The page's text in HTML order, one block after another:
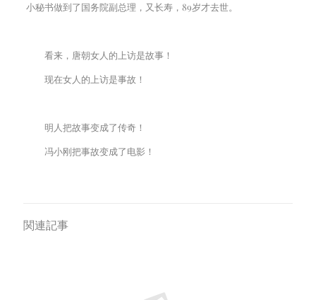
小秘书做到了国务院副总理，又长寿， 89岁才去世。
看来，唐朝女人的上访是故事！
现在女人的上访是事故！
明人把故事变成了传奇！
冯小刚把事故变成了电影！
関連記事